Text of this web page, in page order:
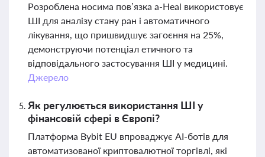
Розроблена носима пов’язка a-Heal використовує
ШІ для аналізу стану ран і автоматичного
лікування, що пришвидшує загоєння на 25%,
демонструючи потенціал етичного та
відповідального застосування ШІ у медицині.
Джерело
Як регулюється використання ШІ у
фінансовій сфері в Європі?
Платформа Bybit EU впроваджує AI-ботів для
автоматизованої криптовалютної торгівлі, які